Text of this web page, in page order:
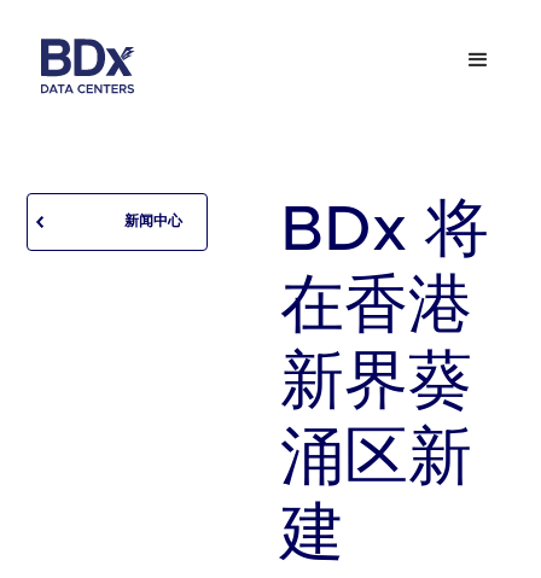
新闻中心
BDx 将
在香港
新界葵
涌区新
建